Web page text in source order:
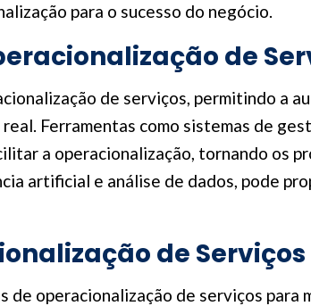
para o sucesso do negócio.
de
de serviços, permitindo a
Ferramentas como sistemas de
a operacionalização, tornando os
artificial e análise de dados, pode
de Serviços
operacionalização de serviços